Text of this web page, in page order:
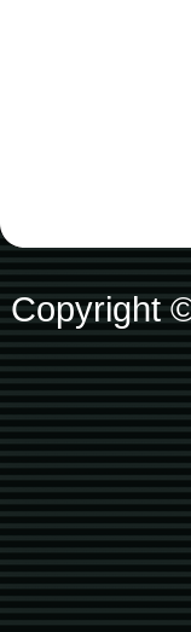
Copyright